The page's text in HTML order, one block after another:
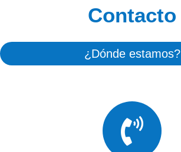
Contacto
¿Dónde estamos?